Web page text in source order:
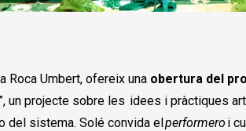
Roca Umbert, ofereix una obertura del
un projecte sobre les idees i pràctiques
del sistema. Solé convida elperformero i